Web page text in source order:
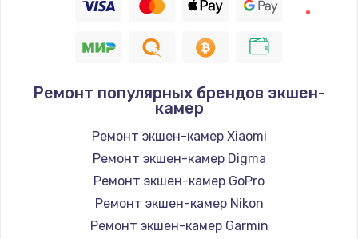
Ремонт популярных брендов экшен-
камер
Ремонт экшен-камер Xiaomi
Ремонт экшен-камер Digma
Ремонт экшен-камер GoPro
Ремонт экшен-камер Nikon
Ремонт экшен-камер Garmin